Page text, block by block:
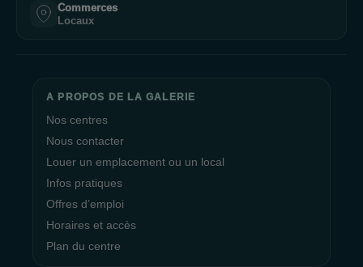
Commerces
Locaux
A PROPOS DE LA GALERIE
Nos centres
Nous contacter
Louer un emplacement ou un local
Infos pratiques
Offres d’emploi
Horaires et accès
Plan du centre